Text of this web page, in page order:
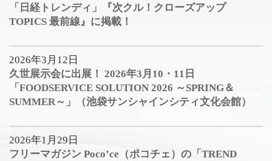
「日経トレンディ」『次クル！クローズアップ
TOPICS 最前線』に掲載！
2026年3月12日
久世展示会に出展！ 2026年3月10・11日
「FOODSERVICE SOLUTION 2026 ～SPRING＆
SUMMER～」（池袋サンシャインシティ文化会館）
2026年1月29日
フリーマガジン Poco’ce（ポコチェ）の「TREND